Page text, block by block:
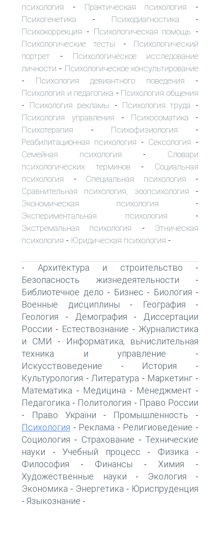
психология - Практическая психология -
Психогенетика - Психодиагностика -
Психокоррекция - Психологическая помощь -
Психологические тесты - Психологический
портрет - Психологическое исследование
личности - Психологическое консультирование
- Психология девиантного поведения -
Психология и педагогика - Психология общения
- Психология рекламы - Психология труда -
Психология управления - Психосоматика -
Психотерапия - Психофизиология -
Реабилитационная психология - Сексология -
Семейная психология - Словари
психологических терминов - Социальная
психология - Специальная психология -
Сравнительная психология, зоопсихология -
Экономическая психология -
Экспериментальная психология -
Экстремальная психология - Этническая
психология - Юридическая психология -
- Архитектура и строительство -
Безопасность жизнедеятельности -
Библиотечное дело - Бизнес - Биология -
Военные дисциплины - География -
Геология - Демография -
Диссертации
России - Естествознание - Журналистика
и СМИ -
Информатика, вычислительная
техника и управление -
Искусствоведение - История -
Культурология - Литература - Маркетинг -
Математика - Медицина - Менеджмент -
Педагогика - Политология - Право России
- Право України - Промышленность -
Психология - Реклама - Религиоведение -
Социология - Страхование - Технические
науки - Учебный процесс - Физика -
Философия - Финансы - Химия -
Художественные науки - Экология -
Экономика - Энергетика - Юриспруденция
- Языкознание -